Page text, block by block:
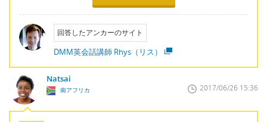
回答したアンカーのサイト
DMM英会話講師 Rhys（リス）
Natsai
南アフリカ 2017/06/26 15:36